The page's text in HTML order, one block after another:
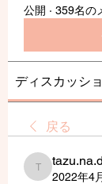
公開 · 359名の
ディスカッシ
戻る
tazu.na.deux
2022年4